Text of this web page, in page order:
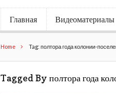
Главная Видеоматериалы
Home Tag: полтора года колонии-
Tagged By полтора года